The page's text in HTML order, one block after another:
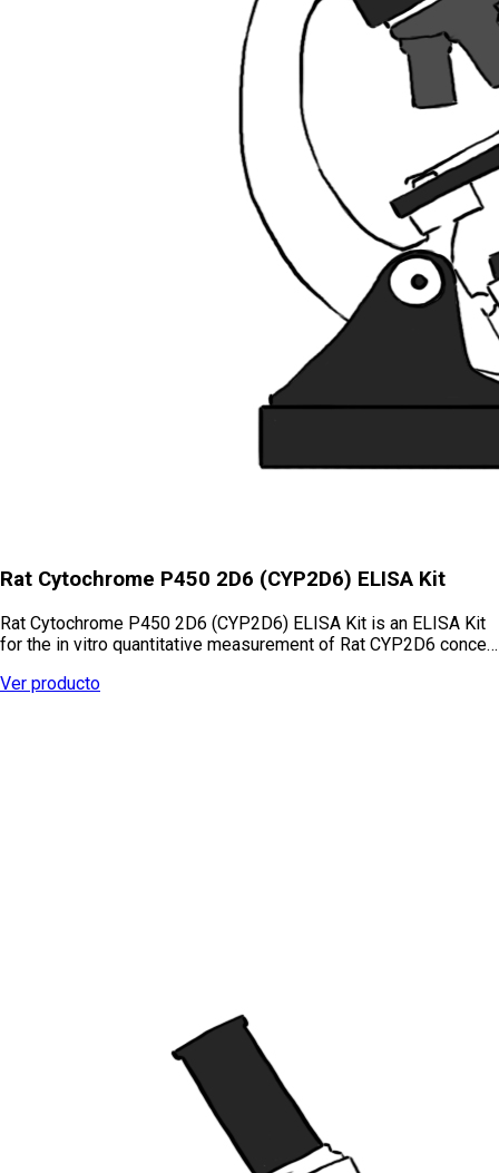
Rat Cytochrome P450 2D6 (CYP2D6) ELISA Kit
Rat Cytochrome P450 2D6 (CYP2D6) ELISA Kit is an ELISA Kit
for the in vitro quantitative measurement of Rat CYP2D6 conce…
Ver producto